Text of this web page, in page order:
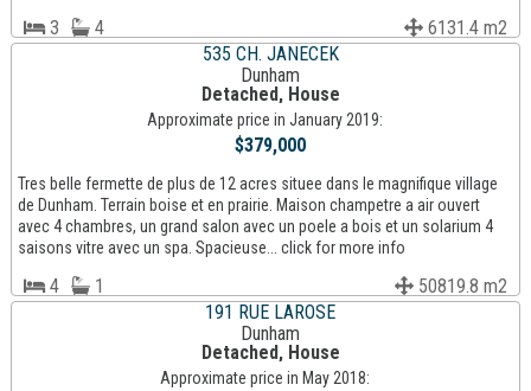
3 4
6131.4 m2
535 CH. JANECEK
Dunham
Detached, House
Approximate price in January 2019:
$379,000
Tres belle fermette de plus de 12 acres situee dans le magnifique village
de Dunham. Terrain boise et en prairie. Maison champetre a air ouvert
avec 4 chambres, un grand salon avec un poele a bois et un solarium 4
saisons vitre avec un spa. Spacieuse... click for more info
4 1
50819.8 m2
191 RUE LAROSE
Dunham
Detached, House
Approximate price in May 2018: